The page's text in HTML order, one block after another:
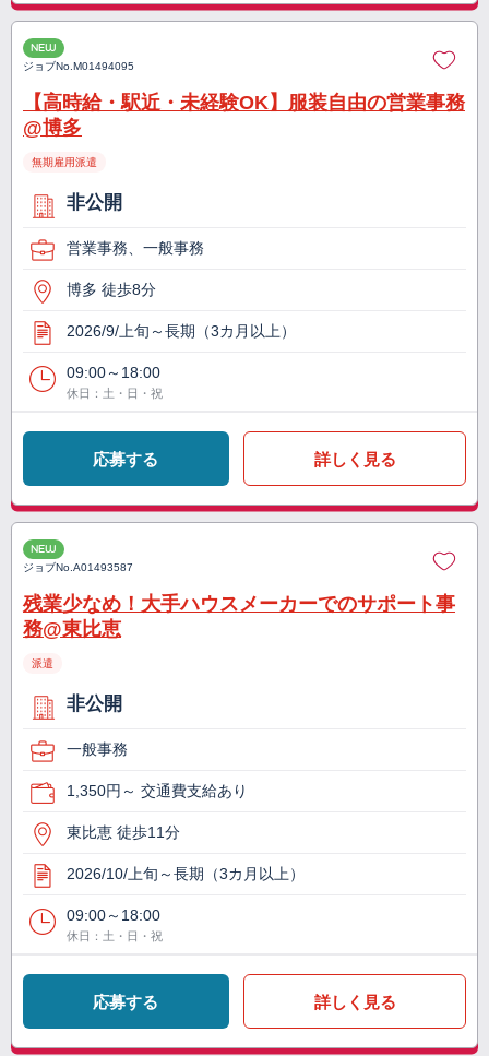
NEW
ジョブNo.M01494095
【高時給・駅近・未経験OK】服装自由の営業事務
@博多
無期雇用派遣
非公開
営業事務、一般事務
博多 徒歩8分
2026/9/上旬～長期（3カ月以上）
09:00～18:00
休日：土・日・祝
応募する 詳しく見る
NEW
ジョブNo.A01493587
残業少なめ！大手ハウスメーカーでのサポート事
務@東比恵
派遣
非公開
一般事務
1,350円～ 交通費支給あり
東比恵 徒歩11分
2026/10/上旬～長期（3カ月以上）
09:00～18:00
休日：土・日・祝
応募する 詳しく見る